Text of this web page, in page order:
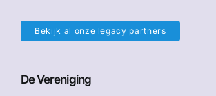
Bekijk al onze legacy partners
De Vereniging